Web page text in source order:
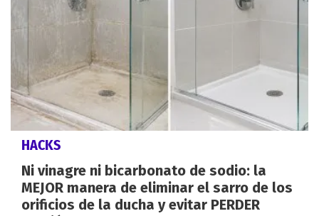
HACKS
Ni vinagre ni bicarbonato de sodio: la
MEJOR manera de eliminar el sarro de los
orificios de la ducha y evitar PERDER